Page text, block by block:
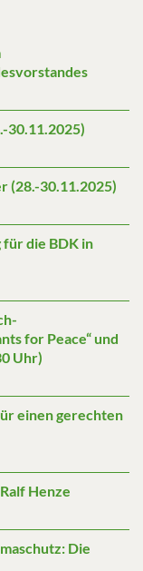
30.11.2025)
(28.-30.11.2025)
die BDK in
for Peace“ und
Uhr)
einen gerechten
Henze
Die